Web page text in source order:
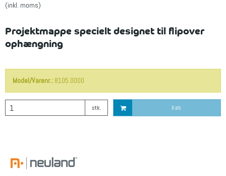
(inkl. moms)
Projektmappe specielt designet til flipover
ophængning
Model/Varenr.: 8105.0000
stk. Køb